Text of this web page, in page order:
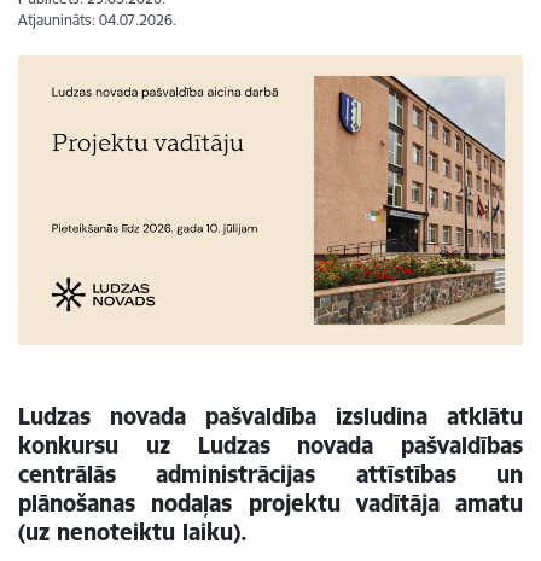
Atjaunināts: 04.07.2026.
Ludzas novada pašvaldība izsludina atklātu
konkursu uz Ludzas novada pašvaldības
centrālās administrācijas attīstības un
plānošanas nodaļas projektu vadītāja amatu
(uz nenoteiktu laiku).